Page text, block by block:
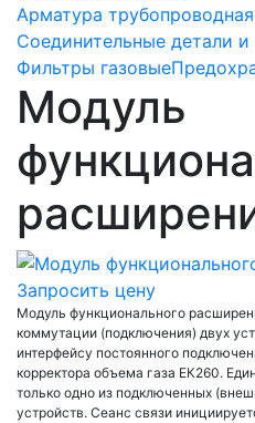
Арматура
Соединительные детали
Фильтры газовые
Модуль
Запросить цену
Модуль функционального
коммутации (подключения) двух
интерфейсу постоянного
корректора объема газа ЕК260.
только одно из подключенных
устройств. Сеанс связи